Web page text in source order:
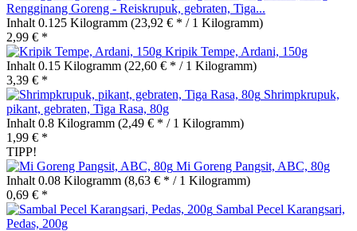
Rengginang Goreng - Reiskrupuk, gebraten, Tiga...
Inhalt 0.125 Kilogramm (23,92 € * / 1 Kilogramm)
2,99 € *
Kripik Tempe, Ardani, 150g
Inhalt 0.15 Kilogramm (22,60 € * / 1 Kilogramm)
3,39 € *
Shrimpkrupuk,
pikant, gebraten, Tiga Rasa, 80g
Inhalt 0.8 Kilogramm (2,49 € * / 1 Kilogramm)
1,99 € *
TIPP!
Mi Goreng Pangsit, ABC, 80g
Inhalt 0.08 Kilogramm (8,63 € * / 1 Kilogramm)
0,69 € *
Sambal Pecel Karangsari,
Pedas, 200g